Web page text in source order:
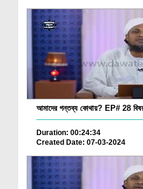
আমাদের গন্তব্য কোথায়? EP# 28
Duration: 00:24:34
Created Date: 07-03-2024